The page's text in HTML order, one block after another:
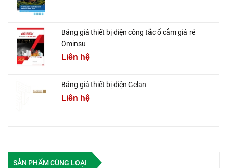
Bảng giá thiết bị điện công tắc ổ cắm giá rẻ
Ominsu
Liên hệ
Bảng giá thiết bị điện Gelan
Liên hệ
SẢN PHẨM CÙNG LOẠI